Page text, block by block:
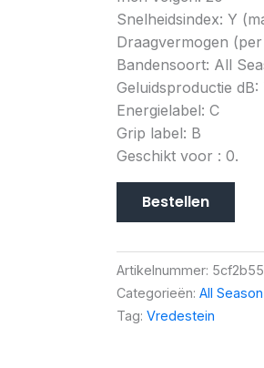
Snelheidsindex: Y
Draagvermogen
Bandensoort: All
Geluidsproductie dB:
Energielabel: C
Grip label: B
Geschikt voor : 0.
Bestellen
Artikelnummer:
Categorieën: All
Tag: Vredestein